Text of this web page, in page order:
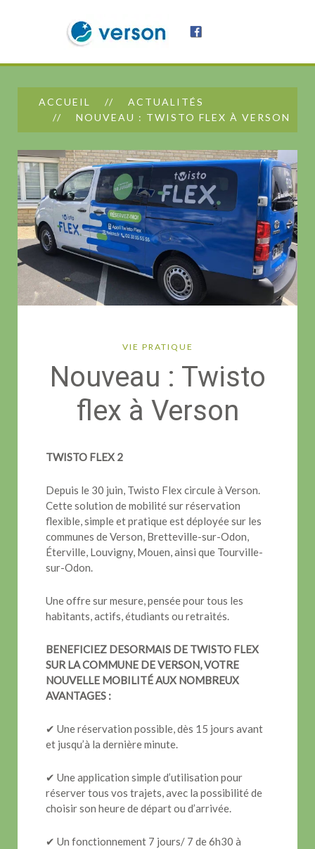
ACCUEIL
ACTUALITÉS
NOUVEAU : TWISTO FLEX À VERSON
VIE PRATIQUE
Nouveau : Twisto
flex à Verson
TWISTO FLEX 2
Depuis le 30 juin, Twisto Flex circule à Verson.
Cette solution de mobilité sur réservation
flexible, simple et pratique est déployée sur les
communes de Verson, Bretteville-sur-Odon,
Éterville, Louvigny, Mouen, ainsi que Tourville-
sur-Odon.
Une offre sur mesure, pensée pour tous les
habitants, actifs, étudiants ou retraités.
BENEFICIEZ DESORMAIS DE TWISTO FLEX
SUR LA COMMUNE DE VERSON, VOTRE
NOUVELLE MOBILITÉ AUX NOMBREUX
AVANTAGES :
✔ Une réservation possible, dès 15 jours avant
et jusqu’à la dernière minute.
✔ Une application simple d’utilisation pour
réserver tous vos trajets, avec la possibilité de
choisir son heure de départ ou d’arrivée.
✔ Un fonctionnement 7 jours/ 7 de 6h30 à